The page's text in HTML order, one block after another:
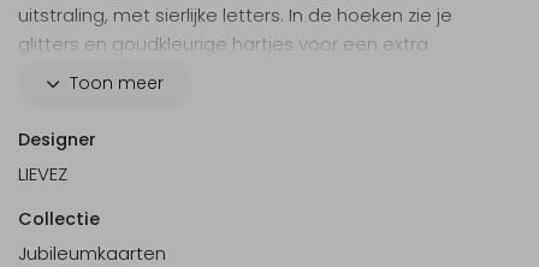
uitstraling, met sierlijke letters. In de hoeken zie je
glitters en goudkleurige hartjes voor een extra
stijlvolle look. Wil je toch liever een andere kleur, tekst
onze online editor.
Toon meer
Designer
LIEVEZ
Collectie
Jubileumkaarten